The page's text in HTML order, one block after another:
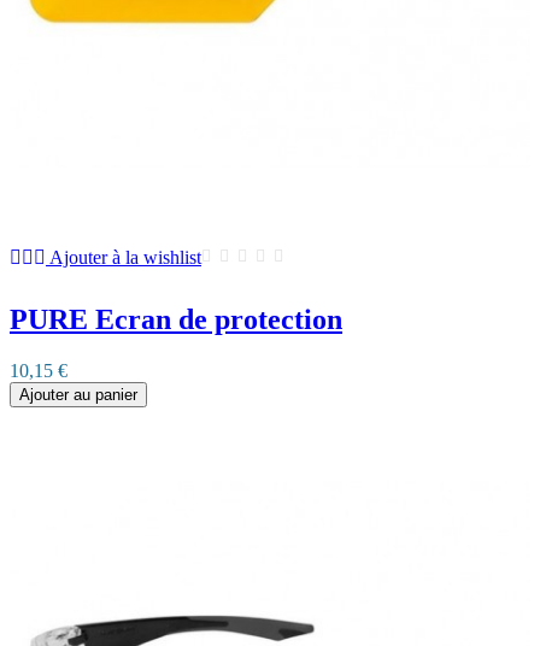
Ajouter à la wishlist
PURE Ecran de protection
10,15 €
Ajouter au panier